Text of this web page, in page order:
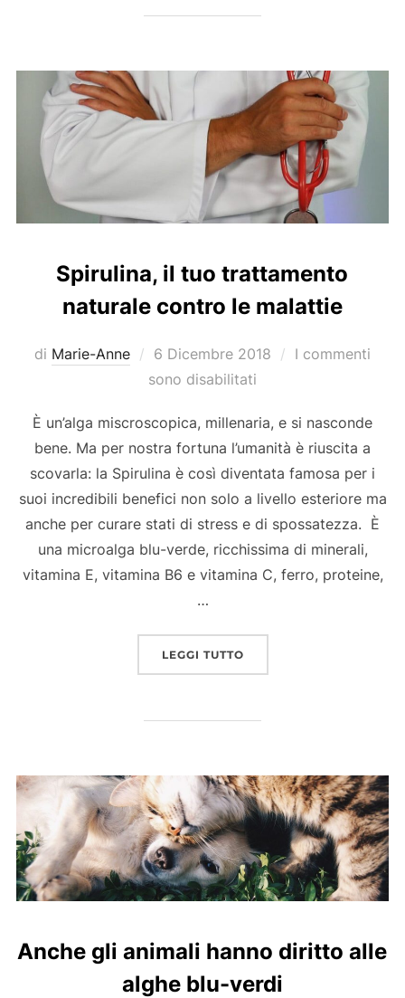
Spirulina, il tuo trattamento
naturale contro le malattie
di Marie-Anne
Pubblicato
il
6 Dicembre 2018
I commenti
sono disabilitati
È un’alga miscroscopica, millenaria, e si nasconde
bene. Ma per nostra fortuna l’umanità è riuscita a
scovarla: la Spirulina è così diventata famosa per i
suoi incredibili benefici non solo a livello esteriore ma
anche per curare stati di stress e di spossatezza. È
una microalga blu-verde, ricchissima di minerali,
vitamina E, vitamina B6 e vitamina C, ferro, proteine,
…
LEGGI TUTTO“SPIRULINA, IL TUO
Anche gli animali hanno diritto alle
alghe blu-verdi